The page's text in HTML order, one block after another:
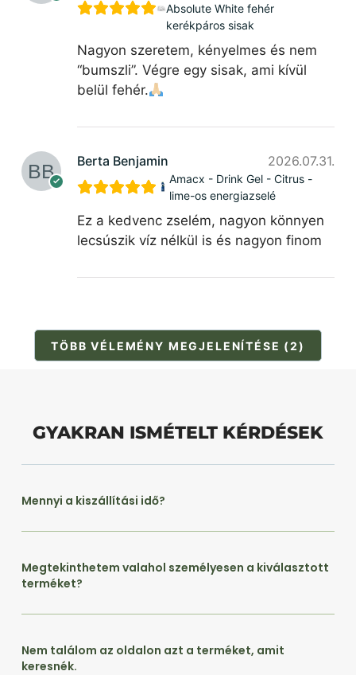
Absolute White fehér
kerékpáros sisak
Nagyon szeretem, kényelmes és nem
“bumszli”. Végre egy sisak, ami kívül
belül fehér.
Berta Benjamin 2026.07.31.
Amacx - Drink Gel - Citrus -
lime-os energiazselé
Ez a kedvenc zselém, nagyon könnyen
lecsúszik víz nélkül is és nagyon finom
TÖBB VÉLEMÉNY MEGJELENÍTÉSE (2)
GYAKRAN ISMÉTELT KÉRDÉSEK
Mennyi a kiszállítási idő?
Megtekinthetem valahol személyesen a kiválasztott
terméket?
Nem találom az oldalon azt a terméket, amit
keresnék.